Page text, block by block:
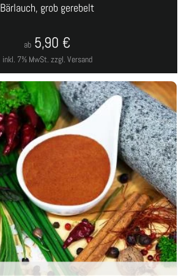
Bärlauch, grob gerebelt
inkl. 7% MwSt. zzgl. Versand
ab 5,90 €